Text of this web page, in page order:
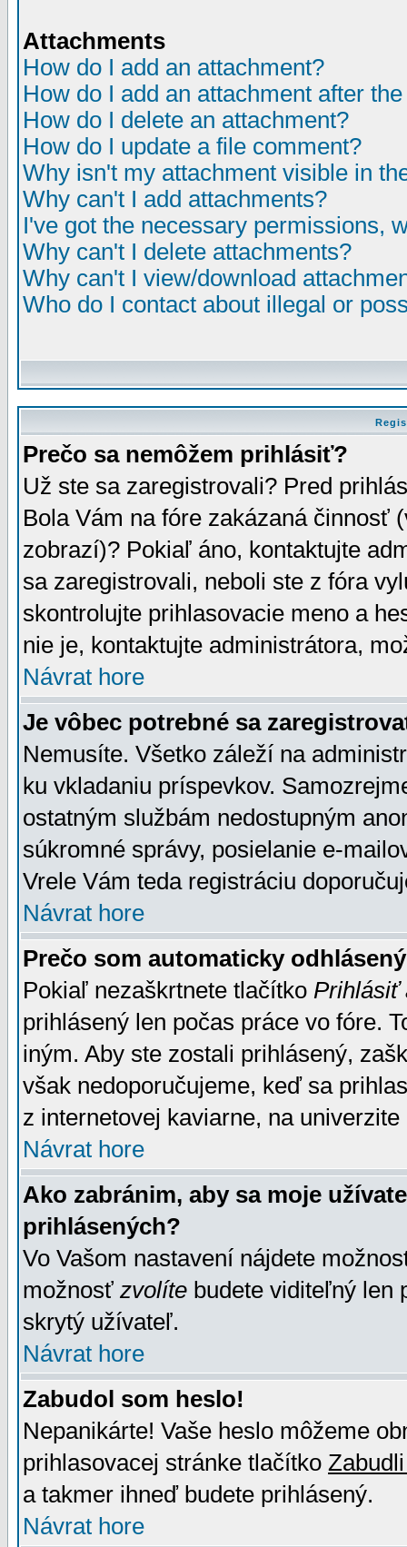
Attachments
How do I add an attachment?
How do I add an attachment after
How do I delete an attachment?
How do I update a file comment?
Why isn't my attachment visible in
Why can't I add attachments?
I've got the necessary permissions,
Why can't I delete attachments?
Why can't I view/download
Who do I contact about illegal or
Prečo sa nemôžem prihlásiť?
Už ste sa zaregistrovali? Pred
Bola Vám na fóre zakázaná činnosť
zobrazí)? Pokiaľ áno, kontaktujte
sa zaregistrovali, neboli ste z fóra
skontrolujte prihlasovacie meno a
nie je, kontaktujte administrátora,
Návrat hore
Je vôbec potrebné sa
Nemusíte. Všetko záleží na
ku vkladaniu príspevkov.
ostatným službám nedostupným
súkromné správy, posielanie e-
Vrele Vám teda registráciu
Návrat hore
Prečo som automaticky
Pokiaľ nezaškrtnete tlačítko Prihlásiť
prihlásený len počas práce vo fóre.
iným. Aby ste zostali prihlásený,
však nedoporučujeme, keď sa
z internetovej kaviarne, na univerzite
Návrat hore
Ako zabránim, aby sa moje
prihlásených?
Vo Vašom nastavení nájdete
možnosť zvolíte budete viditeľný len
skrytý užívateľ.
Návrat hore
Zabudol som heslo!
Nepanikárte! Vaše heslo môžeme
prihlasovacej stránke tlačítko
a takmer ihneď budete prihlásený.
Návrat hore